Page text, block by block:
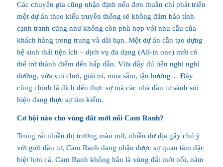
Các chuyên gia cũng nhận định nếu đơn thuần chỉ phát triển
một dự án theo kiểu truyền thống sẽ không đảm bảo tính
cạnh tranh cũng như không còn phù hợp với nhu cầu của
khách hàng trong trung và dài hạn. Một dự án cần tạo dựng
hệ sinh thái tiện ích – dịch vụ đa dạng (All-in one) mới có
thể trở thành điểm đến hấp dẫn. Vừa đầy đủ tiện nghi nghỉ
dưỡng, vừa vui chơi, giải trí, mua sắm, tận hưởng… Đây
cũng chính là đích đến thực sự mà các nhà đầu tư sành sỏi
hiện đang thực sự tìm kiếm.
Cơ hội nào cho vùng đất mới nổi Cam Ranh?
Trong rất nhiều thị trường màu mỡ, nhiều dư địa gây chú ý
với giới đầu tư, Cam Ranh đang nhận được sự quan tâm đặc
biệt hơn cả. Cam Ranh không hẳn là vùng đất mới nổi, năm